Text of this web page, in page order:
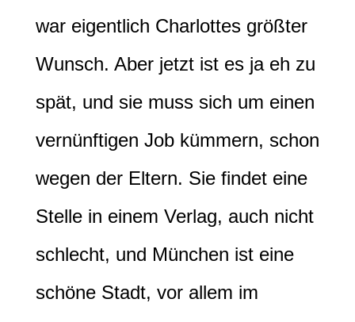
war eigentlich Charlottes größter
Wunsch. Aber jetzt ist es ja eh zu
spät, und sie muss sich um einen
vernünftigen Job kümmern, schon
wegen der Eltern. Sie findet eine
Stelle in einem Verlag, auch nicht
schlecht, und München ist eine
schöne Stadt, vor allem im